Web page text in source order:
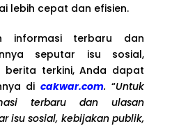
lebih cepat dan efisien.
informasi terbaru dan
seputar isu sosial,
berita terkini, Anda dapat
dicakwar.com.“Untuk
terbaru dan ulasan
isu sosial, kebijakan publik,